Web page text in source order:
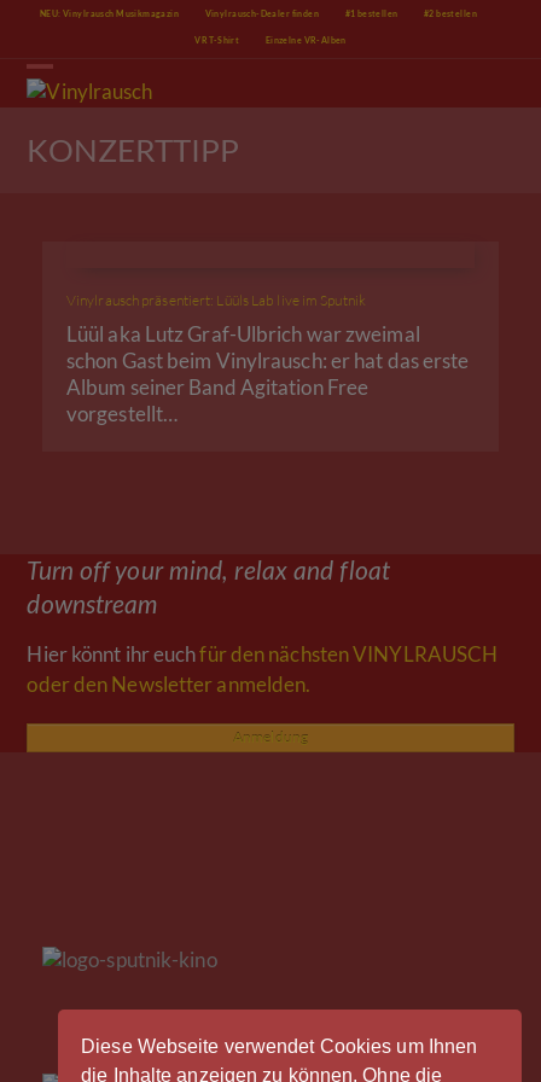
Diese Webseite verwendet Cookies um Ihnen
die Inhalte anzeigen zu können. Ohne die
content
NEU: Vinylrausch Musikmagazin Vinylrausch-Dealer finden #1 bestellen #2 bestellen
VR T-Shirt Einzelne VR-Alben
Open
mobile
menu
Close
mobile
menu
KONZERTTIPP
Vinylrausch präsentiert: Lüüls Lab live im Sputnik
Lüül aka Lutz Graf-Ulbrich war zweimal
schon Gast beim Vinylrausch: er hat das erste
Album seiner Band Agitation Free
vorgestellt…
Turn off your mind, relax and float
downstream
Hier könnt ihr euchfür den nächsten VINYLRAUSCH
oder den Newsletter anmelden.
Anmeldung